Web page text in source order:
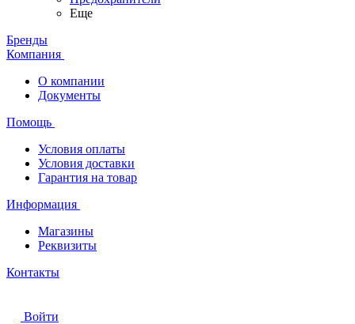
Еще
Бренды
Компания
О компании
Документы
Помощь
Условия оплаты
Условия доставки
Гарантия на товар
Информация
Магазины
Реквизиты
Контакты
Войти